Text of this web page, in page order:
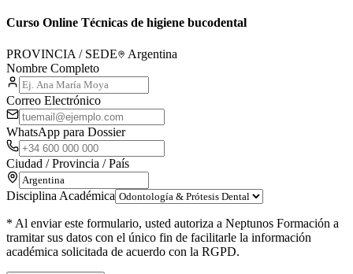
Curso Online Técnicas de higiene bucodental
PROVINCIA / SEDE
Argentina
Nombre Completo
Correo Electrónico
WhatsApp para Dossier
Ciudad / Provincia / País
Disciplina Académica
* Al enviar este formulario, usted autoriza a Neptunos Formación a
tramitar sus datos con el único fin de facilitarle la información
académica solicitada de acuerdo con la RGPD.